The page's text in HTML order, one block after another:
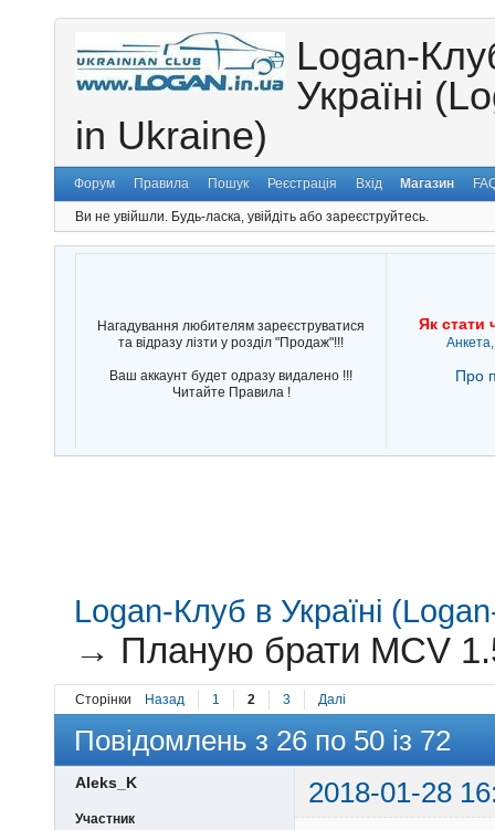
Logan-
Україні
in Ukraine)
Форум Правила Пошук Реєстрація Вхід Магазин
Ви не увійшли. Будь-ласка, увійдіть або зареєструйтесь.
Нагадування любителям зареєструватися
та відразу лізти у розділ "Продаж"!!!
Ваш аккаунт будет одразу видалено !!!
Читайте Правила !
Як стати
Про
Logan-Клуб в Україні
→ Планую брати MCV
Сторінки Назад 1 2 3 Далі
Повідомлень з 26 по 50 із 72
Aleks_K 2018-01-28
Участник